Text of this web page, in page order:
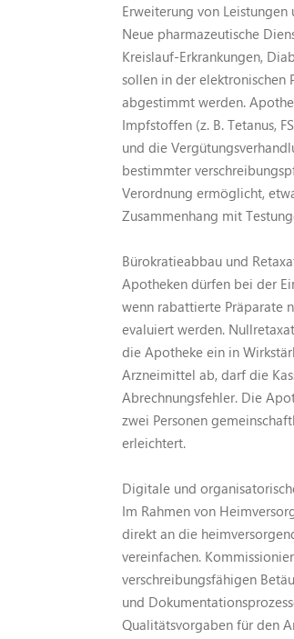
Erweiterung von
Neue pharmazeutische
Kreislauf-Erkrankungen,
sollen in der
abgestimmt werden.
Impfstoffen (z. B. Tetanus,
und die
bestimmter
Verordnung ermöglicht,
Zusammenhang mit
Bürokratieabbau und
Apotheken dürfen bei der
wenn rabattierte Präparate
evaluiert werden.
die Apotheke ein in
Arzneimittel ab, darf die
Abrechnungsfehler. Die
zwei Personen
erleichtert.
Digitale und
Im Rahmen von
direkt an die
vereinfachen.
verschreibungsfähigen
und
Qualitätsvorgaben für den